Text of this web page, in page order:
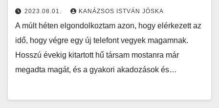
2023.08.01. KANÁZSOS ISTVÁN JÓSKA
A múlt héten elgondolkoztam azon, hogy elérkezett az
idő, hogy végre egy új telefont vegyek magamnak.
Hosszú évekig kitartott hű társam mostanra már
megadta magát, és a gyakori akadozások és…